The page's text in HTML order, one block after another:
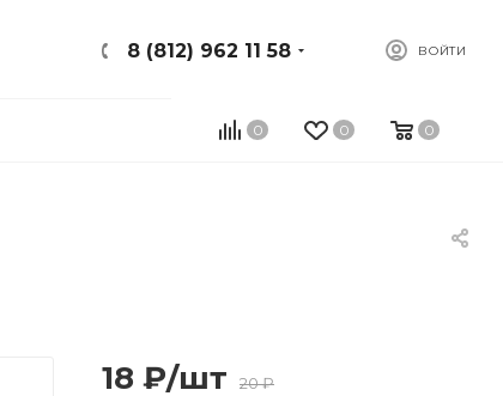
ВОЙТИ
8 (812) 962 11 58
0 0 0
18 ₽/шт 20₽